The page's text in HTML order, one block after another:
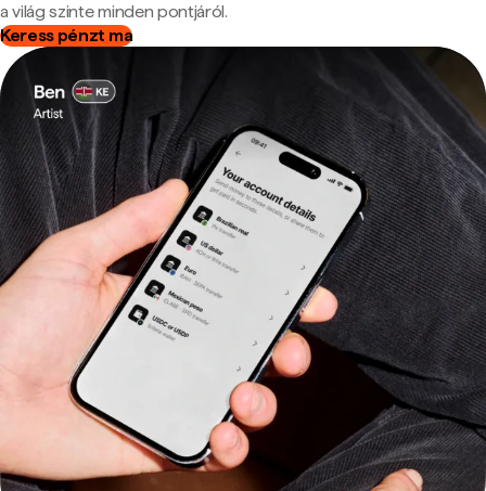
a világ szinte minden pontjáról.
Keress pénzt ma